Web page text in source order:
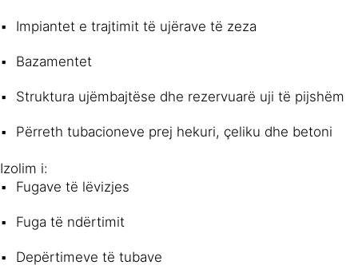
Impiantet e trajtimit të ujërave të zeza
Bazamentet
Struktura ujëmbajtëse dhe rezervuarë uji të pijshëm
Përreth tubacioneve prej hekuri, çeliku dhe betoni
Izolim i:
Fugave të lëvizjes
Fuga të ndërtimit
Depërtimeve të tubave